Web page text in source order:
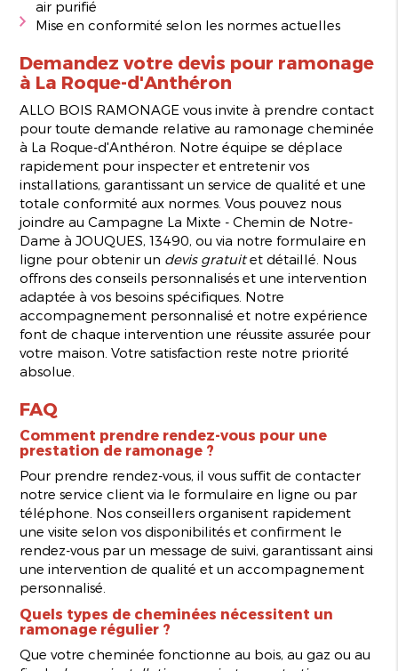
air purifié
Mise en conformité selon les normes actuelles
Demandez votre devis pour ramonage
à La Roque-d'Anthéron
ALLO BOIS RAMONAGE vous invite à prendre contact
pour toute demande relative au ramonage cheminée
à La Roque-d'Anthéron. Notre équipe se déplace
rapidement pour inspecter et entretenir vos
installations, garantissant un service de qualité et une
totale conformité aux normes. Vous pouvez nous
joindre au Campagne La Mixte - Chemin de Notre-
Dame à JOUQUES, 13490, ou via notre formulaire en
ligne pour obtenir un devis gratuitet détaillé. Nous
offrons des conseils personnalisés et une intervention
adaptée à vos besoins spécifiques. Notre
accompagnement personnalisé et notre expérience
font de chaque intervention une réussite assurée pour
votre maison. Votre satisfaction reste notre priorité
absolue.
FAQ
Comment prendre rendez-vous pour une
prestation de ramonage ?
Pour prendre rendez-vous, il vous suffit de contacter
notre service client via le formulaire en ligne ou par
téléphone. Nos conseillers organisent rapidement
une visite selon vos disponibilités et confirment le
rendez-vous par un message de suivi, garantissant ainsi
une intervention de qualité et un accompagnement
personnalisé.
Quels types de cheminées nécessitent un
ramonage régulier ?
Que votre cheminée fonctionne au bois, au gaz ou au